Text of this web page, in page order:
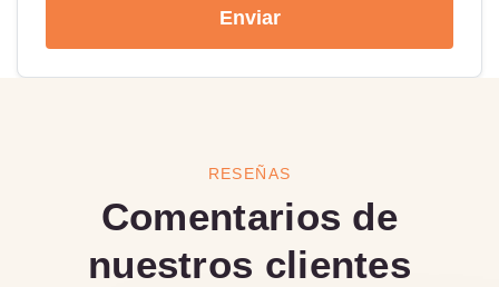
Enviar
RESEÑAS
Comentarios de
nuestros clientes